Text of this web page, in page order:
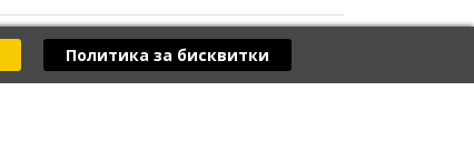
Политика за бисквитки